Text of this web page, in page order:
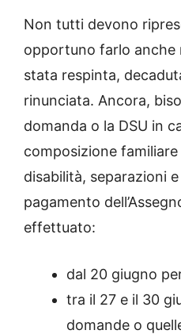
Non tutti devono
opportuno farlo anche
stata respinta,
rinunciata. Ancora,
domanda o la DSU in
composizione
disabilità, separazioni
pagamento
effettuato:
dal 20 giugno
tra il 27 e il 30
domande o